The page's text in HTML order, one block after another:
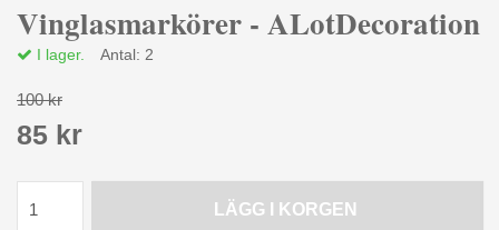
Vinglasmarkörer - ALotDecoration
I lager. Antal: 2
100 kr
85 kr
LÄGG I KORGEN